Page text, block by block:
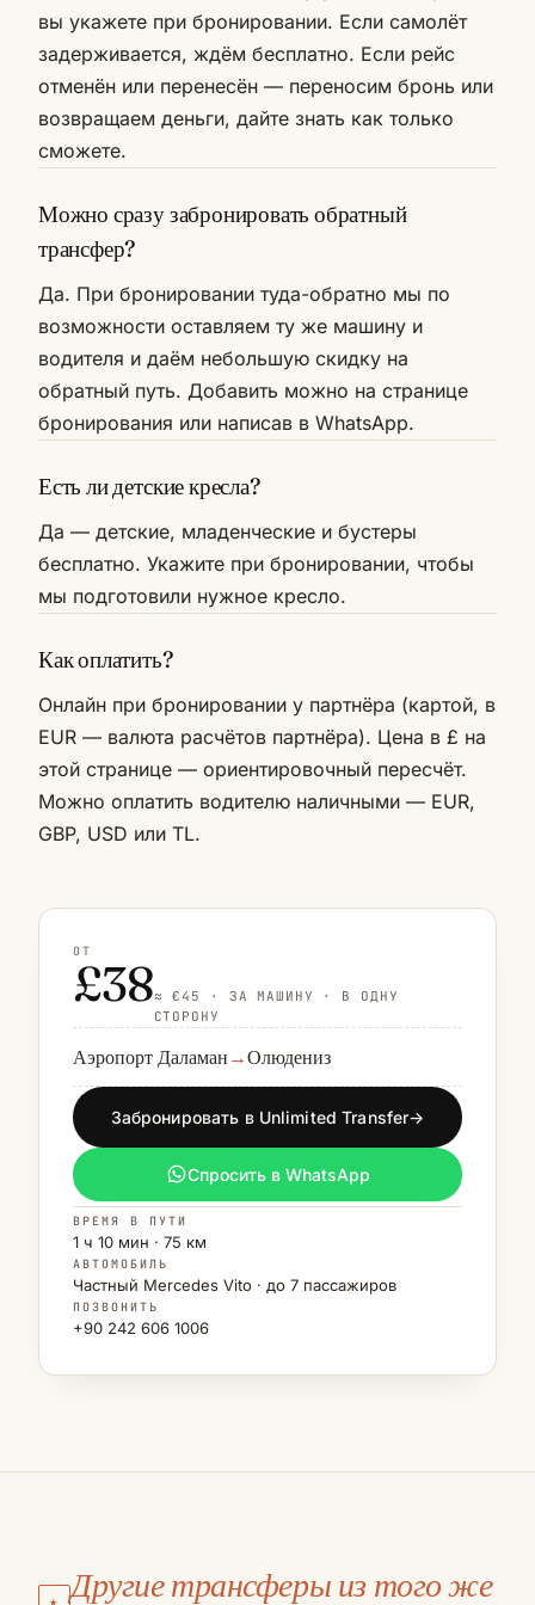
вы укажете при бронировании. Если самолёт
задерживается, ждём бесплатно. Если рейс
отменён или перенесён — переносим бронь или
возвращаем деньги, дайте знать как только
сможете.
Можно сразу забронировать обратный
трансфер?
Да. При бронировании туда-обратно мы по
возможности оставляем ту же машину и
водителя и даём небольшую скидку на
обратный путь. Добавить можно на странице
бронирования или написав в WhatsApp.
Есть ли детские кресла?
Да — детские, младенческие и бустеры
бесплатно. Укажите при бронировании, чтобы
мы подготовили нужное кресло.
Как оплатить?
Онлайн при бронировании у партнёра (картой, в
EUR — валюта расчётов партнёра). Цена в £ на
этой странице — ориентировочный пересчёт.
Можно оплатить водителю наличными — EUR,
GBP, USD или TL.
ОТ
£38≈ €45 · ЗА МАШИНУ · В ОДНУ
СТОРОНУ
Аэропорт Даламан →Олюдениз
Забронировать в Unlimited Transfer→
Спросить в WhatsApp
ВРЕМЯ В ПУТИ
1 ч 10 мин · 75 км
АВТОМОБИЛЬ
Частный Mercedes Vito · до 7 пассажиров
ПОЗВОНИТЬ
+90 242 606 1006
Другие трансферы из того же
Калкан
АЭРОПОРТ ДАЛАМАН